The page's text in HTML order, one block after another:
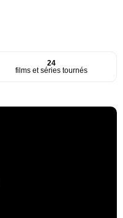
24
films et séries tournés